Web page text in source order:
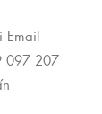
Email
097 207